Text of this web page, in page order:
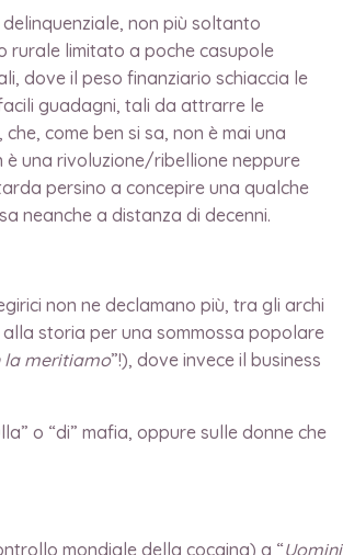
delinquenziale, non più soltanto
rurale limitato a poche casupole
dove il peso finanziario schiaccia le
guadagni, tali da attrarre le
come ben si sa, non è mai una
è una rivoluzione/ribellione neppure
persino a concepire una qualche
neanche a distanza di decenni.
non ne declamano più, tra gli archi
storia per una sommossa popolare
la meritiamo”!), dove invece il business
o “di” mafia, oppure sulle donne che
mondiale della cocaina) a “Uomini